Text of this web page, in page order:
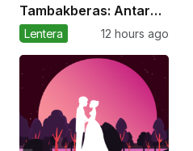
Tambakberas: Antara
Kembali ke Akar dan
Manuver Politik
Lentera 12 hours ago